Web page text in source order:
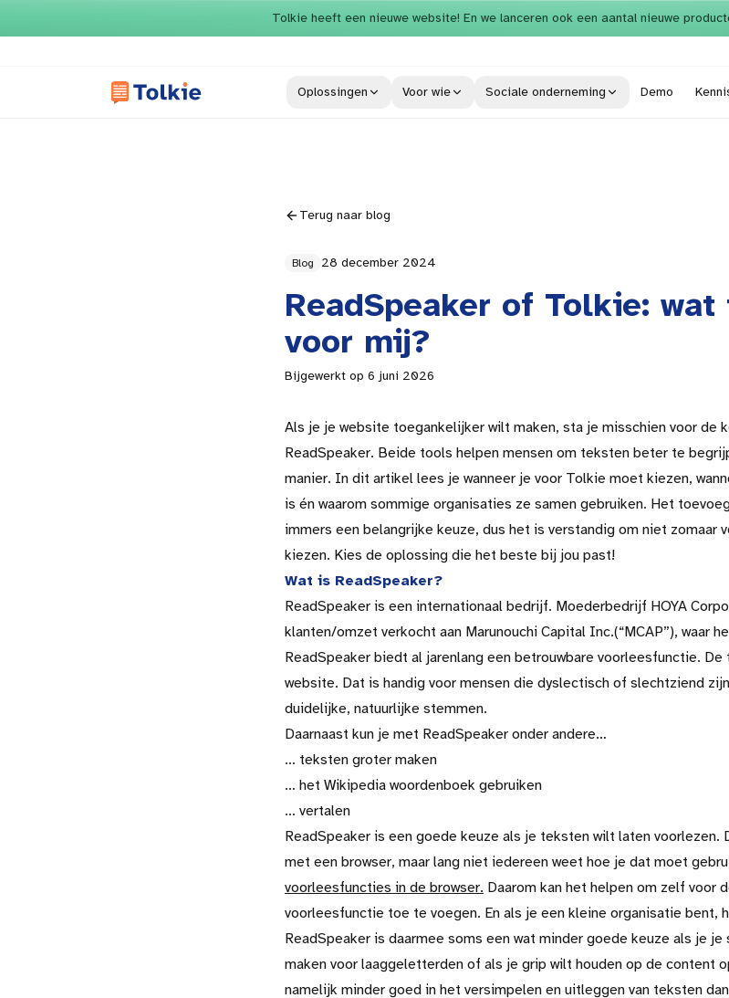
Tolkie heeft een nieuwe website! En we lanceren ook een aantal nieuwe
Oplossingen Voor wie Sociale onderneming Demo
Terug naar blog
Blog 28 december 2024
ReadSpeaker of Tolkie:
voor mij?
Bijgewerkt op 6 juni 2026
Als je je website toegankelijker wilt maken, sta je misschien voor de
ReadSpeaker. Beide tools helpen mensen om teksten beter te
manier. In dit artikel lees je wanneer je voor Tolkie moet kiezen,
is én waarom sommige organisaties ze samen gebruiken. Het
immers een belangrijke keuze, dus het is verstandig om niet zomaar
kiezen. Kies de oplossing die het beste bij jou past!
Wat is ReadSpeaker?
ReadSpeaker is een internationaal bedrijf. Moederbedrijf HOYA
klanten/omzet verkocht aan Marunouchi Capital Inc.(“MCAP”), waar
ReadSpeaker biedt al jarenlang een betrouwbare voorleesfunctie.
website. Dat is handig voor mensen die dyslectisch of slechtziend
duidelijke, natuurlijke stemmen.
Daarnaast kun je met ReadSpeaker onder andere…
… teksten groter maken
… het Wikipedia woordenboek gebruiken
… vertalen
ReadSpeaker is een goede keuze als je teksten wilt laten voorlezen.
met een browser, maar lang niet iedereen weet hoe je dat moet
voorleesfuncties in de browser. Daarom kan het helpen om zelf voor
voorleesfunctie toe te voegen. En als je een kleine organisatie bent,
ReadSpeaker is daarmee soms een wat minder goede keuze als je
maken voor laaggeletterden of als je grip wilt houden op de content
namelijk minder goed in het versimpelen en uitleggen van teksten